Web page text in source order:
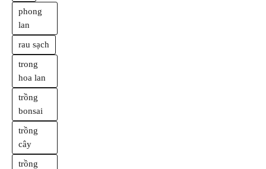
phong
lan
rau sạch
trong
hoa lan
trồng
bonsai
trồng
cây
trồng